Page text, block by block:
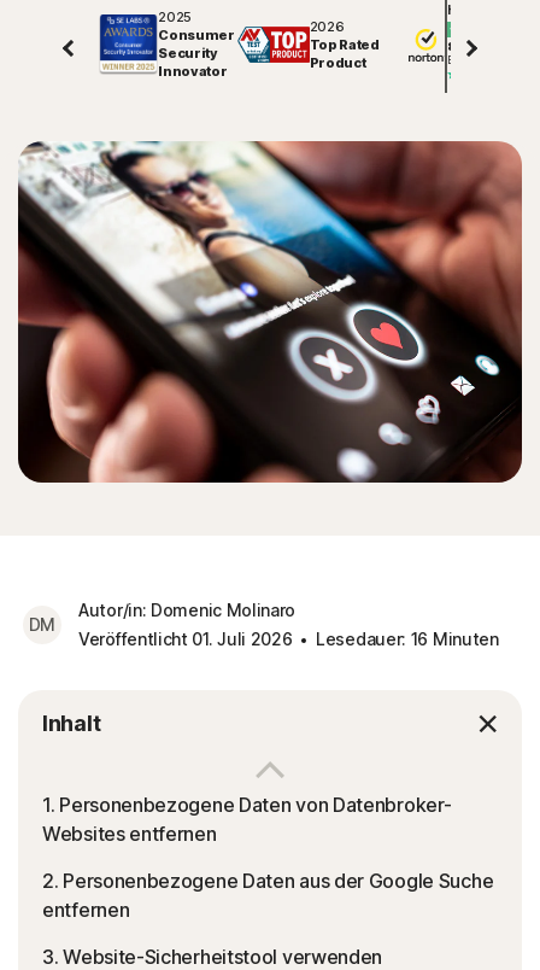
2025
Consumer
Security
Innovator
2026
Top Rated
Product
Hervorragend
81697
Bewertungen auf
DM
Autor/in: Domenic Molinaro
Veröffentlicht 01. Juli 2026
Lesedauer: 16 Minuten
Inhalt
1. Personenbezogene Daten von Datenbroker-
Websites entfernen
2. Personenbezogene Daten aus der Google Suche
entfernen
3. Website-Sicherheitstool verwenden